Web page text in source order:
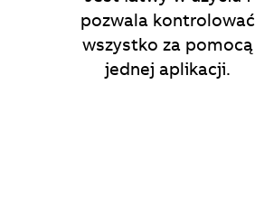
pozwala kontrolować
wszystko za pomocą
jednej aplikacji.